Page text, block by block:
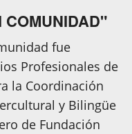
fue
Profesionales de
la Coordinación
y Bilingüe
de Fundación